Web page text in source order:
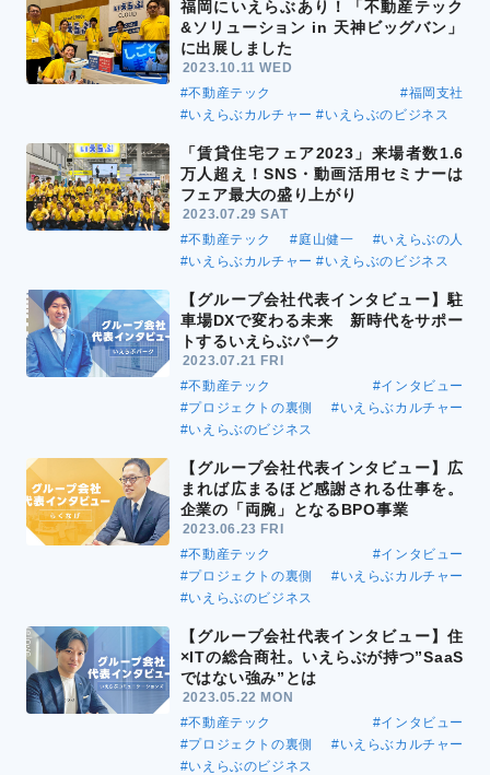
福岡にいえらぶあり！「不動産テック
&ソリューション in 天神ビッグバン」
に出展しました
2023.10.11 WED
#不動産テック
#福岡支社
#いえらぶカルチャー #いえらぶのビジネス
「賃貸住宅フェア2023」来場者数1.6
万人超え！SNS・動画活用セミナーは
フェア最大の盛り上がり
2023.07.29 SAT
#不動産テック
#庭山健一
#いえらぶの人
#いえらぶカルチャー #いえらぶのビジネス
【グループ会社代表インタビュー】駐
車場DXで変わる未来 新時代をサポー
トするいえらぶパーク
2023.07.21 FRI
#不動産テック
#インタビュー
#プロジェクトの裏側
#いえらぶカルチャー
#いえらぶのビジネス
【グループ会社代表インタビュー】広
まれば広まるほど感謝される仕事を。
企業の「両腕」となるBPO事業
2023.06.23 FRI
#不動産テック
#インタビュー
#プロジェクトの裏側
#いえらぶカルチャー
#いえらぶのビジネス
【グループ会社代表インタビュー】住
×ITの総合商社。いえらぶが持つ”SaaS
ではない強み”とは
2023.05.22 MON
#不動産テック
#インタビュー
#プロジェクトの裏側
#いえらぶカルチャー
#いえらぶのビジネス